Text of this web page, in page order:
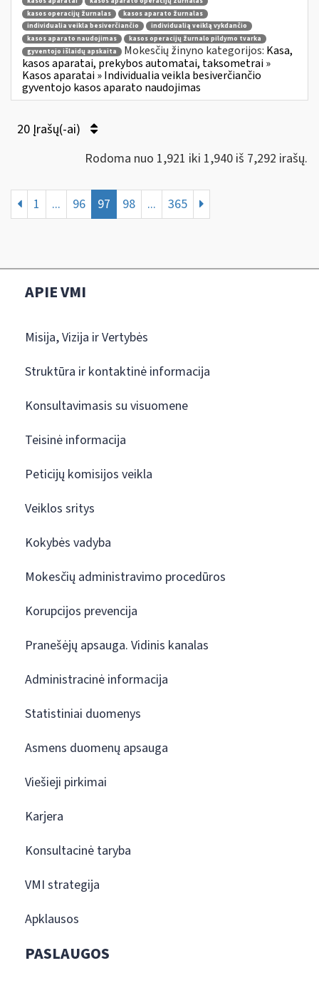
kasos operacijų žurnalas
kasos aparato žurnalas
individualia veikla besiverčiančio
individualią veiklą vykdančio
kasos aparato naudojimas
kasos operacijų žurnalo pildymo tvarka
gyventojo išlaidų apskaita
Mokesčių žinyno kategorijos: Kasa,
kasos aparatai, prekybos automatai, taksometrai »
Kasos aparatai » Individualia veikla besiverčiančio
gyventojo kasos aparato naudojimas
20 Įrašų(-ai)
Rodoma nuo 1,921 iki 1,940 iš 7,292 irašų.
1 ... 96 97 98 ... 365
APIE VMI
Misija, Vizija ir Vertybės
Struktūra ir kontaktinė informacija
Konsultavimasis su visuomene
Teisinė informacija
Peticijų komisijos veikla
Veiklos sritys
Kokybės vadyba
Mokesčių administravimo procedūros
Korupcijos prevencija
Pranešėjų apsauga. Vidinis kanalas
Administracinė informacija
Statistiniai duomenys
Asmens duomenų apsauga
Viešieji pirkimai
Karjera
Konsultacinė taryba
VMI strategija
Apklausos
PASLAUGOS